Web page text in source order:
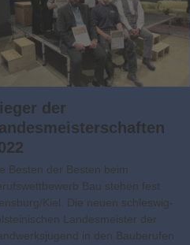
der
Besten der Besten beim
Bau stehen fest
Kiel. Die neuen schleswig-
Landesmeister der
in den Bauberufen